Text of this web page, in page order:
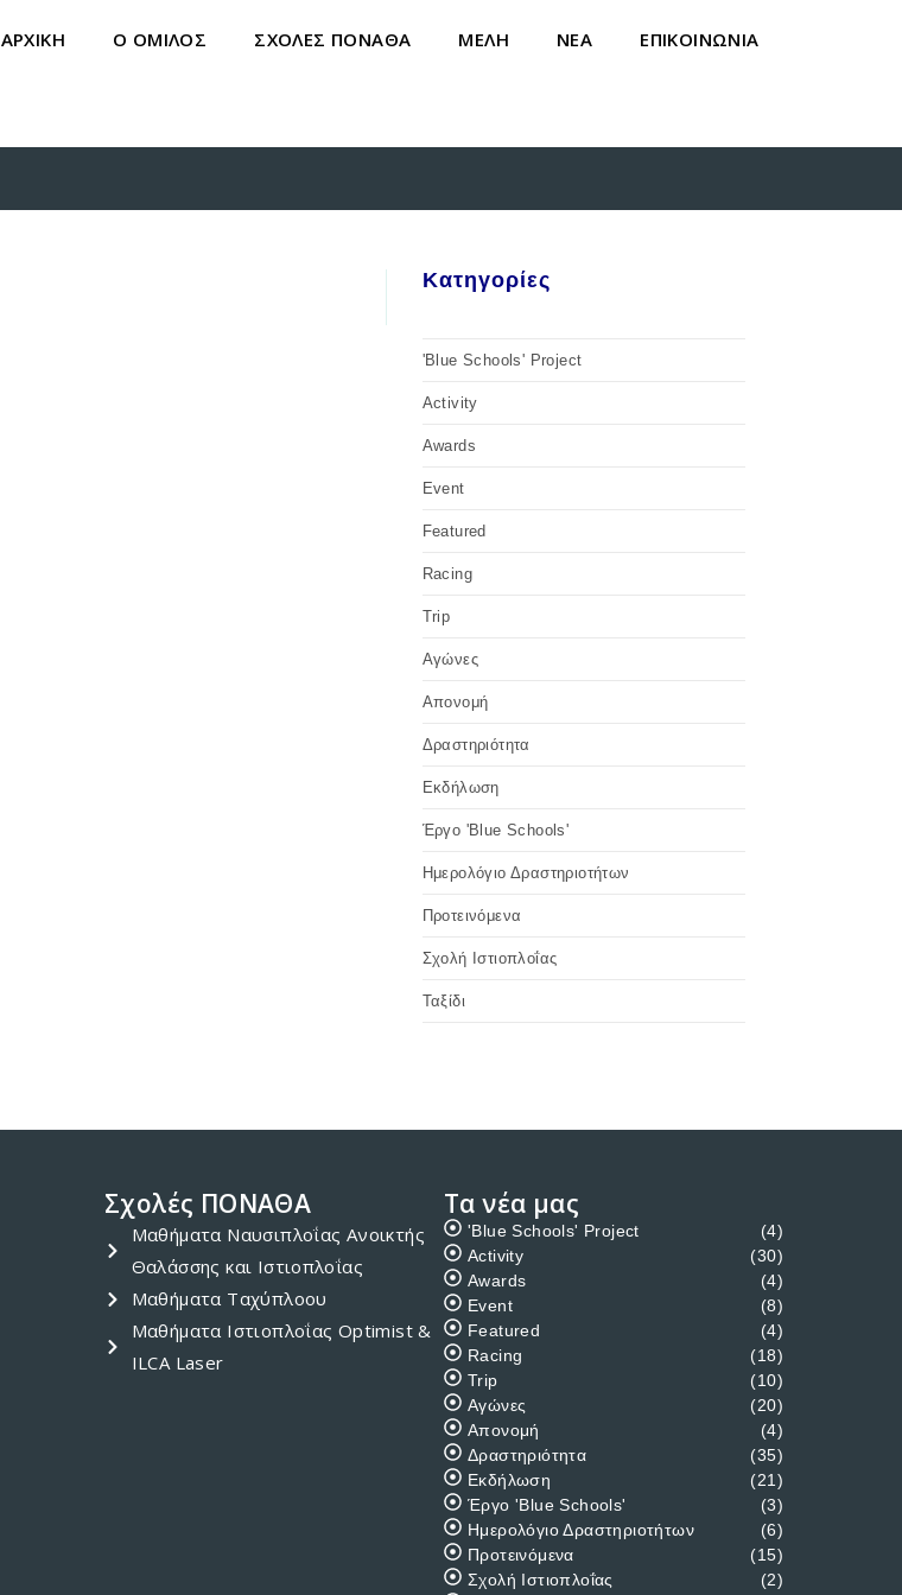
ΑΡΧΙΚΗ Ο ΟΜΙΛΟΣ ΣΧΟΛΕΣ ΠΟΝΑΘΑ ΜΕΛΗ ΝΕΑ ΕΠΙΚΟΙΝΩΝΙΑ
Κατηγορίες
'Blue Schools' Project
Activity
Awards
Event
Featured
Racing
Trip
Αγώνες
Απονομή
Δραστηριότητα
Εκδήλωση
Έργο 'Blue Schools'
Ημερολόγιο Δραστηριοτήτων
Προτεινόμενα
Σχολή Ιστιοπλοΐας
Ταξίδι
Σχολές ΠΟΝΑΘΑ
Μαθήματα Ναυσιπλοΐας Ανοικτής
Θαλάσσης και Ιστιοπλοΐας
Μαθήματα Ταχύπλοου
Μαθήματα Ιστιοπλοΐας Optimist &
ILCA Laser
Τα νέα μας
'Blue Schools' Project
(4)
Activity
(30)
Awards
(4)
Event
(8)
Featured
(4)
Racing
(18)
Trip
(10)
Αγώνες
(20)
Απονομή
(4)
Δραστηριότητα
(35)
Εκδήλωση
(21)
Έργο 'Blue Schools'
(3)
Ημερολόγιο Δραστηριοτήτων
(6)
Προτεινόμενα
(15)
Σχολή Ιστιοπλοΐας
(2)